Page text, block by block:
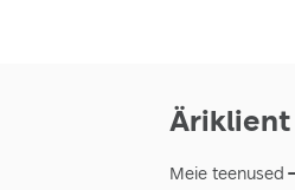
Äriklient
Meie teenused